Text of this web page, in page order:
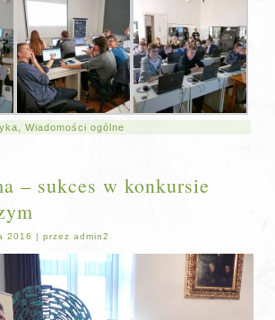
,Wiadomości ogólne
– sukces w konkursie
2016 |przez admin2